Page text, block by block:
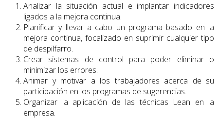
Analizar la situación actual e implantar indicadores
ligados a la mejora continua.
Planificar y llevar a cabo un programa basado en la
mejora continua, focalizado en suprimir cualquier tipo
de despilfarro.
Crear sistemas de control para poder eliminar o
minimizar los errores.
Animar y motivar a los trabajadores acerca de su
participación en los programas de sugerencias.
Organizar la aplicación de las técnicas Lean en la
empresa.